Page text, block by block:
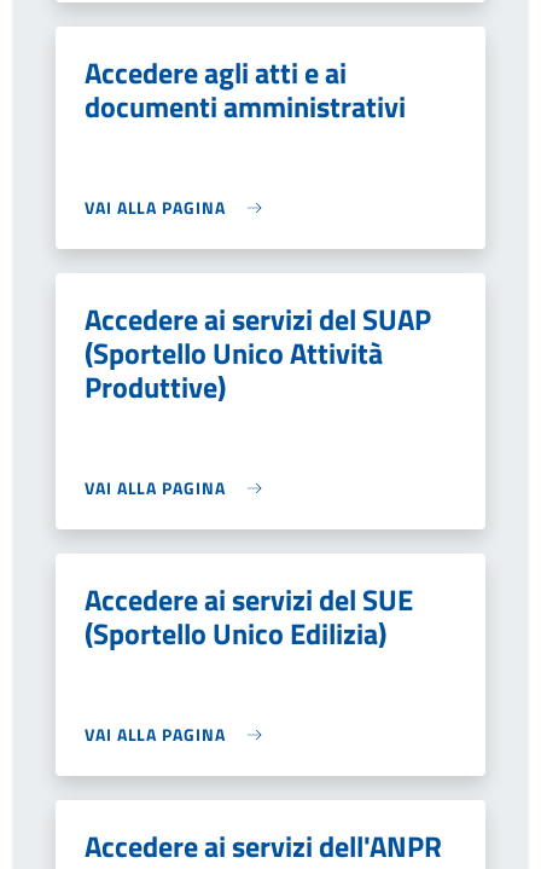
Accedere agli atti e ai
documenti amministrativi
VAI ALLA PAGINA
Accedere ai servizi del SUAP
(Sportello Unico Attività
Produttive)
VAI ALLA PAGINA
Accedere ai servizi del SUE
(Sportello Unico Edilizia)
VAI ALLA PAGINA
Accedere ai servizi dell'ANPR